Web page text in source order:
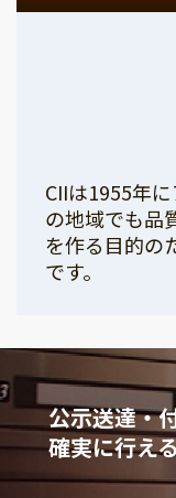
CIIは1955年
の地域でも品
を作る目的の
です。
公示送達・
確実に行え